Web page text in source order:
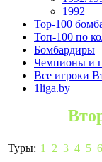
1992
Top-100
Топ-100 по
Бомбардиры
Чемпионы и
Все игроки
1liga.by
Туры: 1 2 3 4 5 6